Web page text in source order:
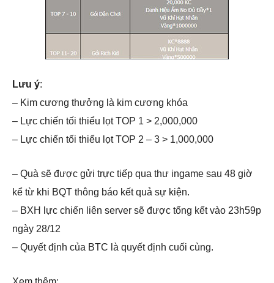
Lưu ý:
– Kim cương thưởng là kim cương khóa
– Lực chiến tối thiểu lọt TOP 1 > 2,000,000
– Lực chiến tối thiểu lọt TOP 2 – 3 > 1,000,000
– Quà sẽ được gửi trực tiếp qua thư ingame sau 48 giờ
kể từ khi BQT thông báo kết quả sự kiện.
– BXH lực chiến liên server sẽ được tổng kết vào 23h59p
ngày 28/12
– Quyết định của BTC là quyết định cuối cùng.